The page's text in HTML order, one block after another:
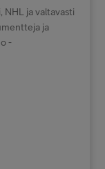
NHL ja valtavasti
ja
-